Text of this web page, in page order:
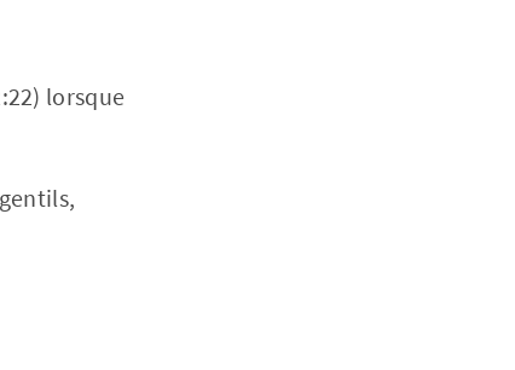
lorsque